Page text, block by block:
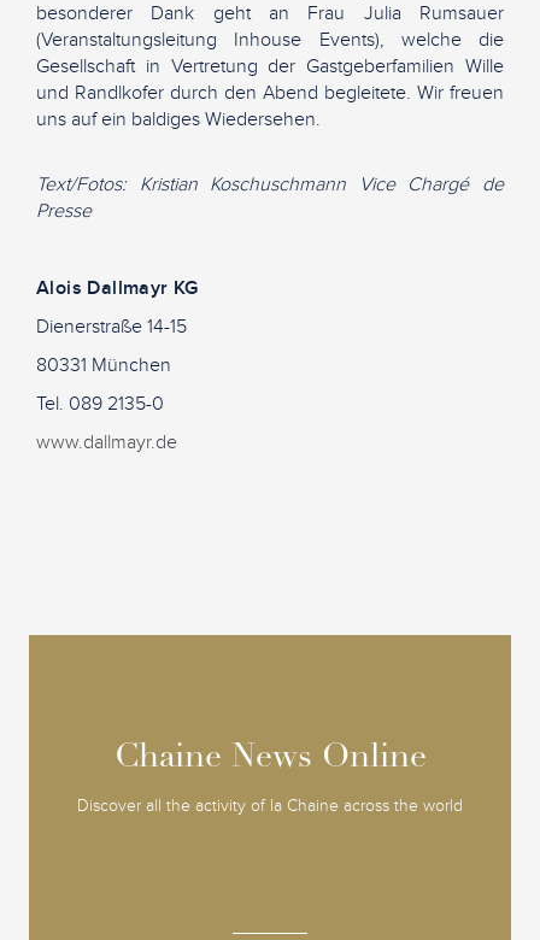
besonderer Dank geht an Frau Julia Rumsauer
(Veranstaltungsleitung Inhouse Events), welche die
Gesellschaft in Vertretung der Gastgeberfamilien Wille
und Randlkofer durch den Abend begleitete. Wir freuen
uns auf ein baldiges Wiedersehen.
Text/Fotos: Kristian Koschuschmann Vice Chargé de
Presse
Alois Dallmayr KG
Dienerstraße 14-15
80331 München
Tel. 089 2135-0
www.dallmayr.de
Chaine News Online
Discover all the activity of la Chaine across the world
Chaine News Online